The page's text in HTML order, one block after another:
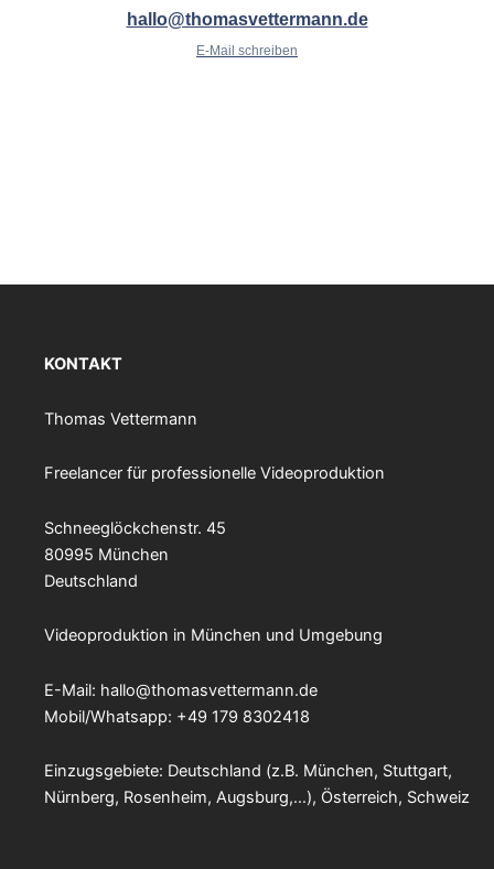
hallo@thomasvettermann.de
E-Mail schreiben
KONTAKT
Thomas Vettermann
Freelancer für professionelle Videoproduktion
Schneeglöckchenstr. 45
80995 München
Deutschland
Videoproduktion in München und Umgebung
E-Mail: hallo@thomasvettermann.de
Mobil/Whatsapp: +49 179 8302418
Einzugsgebiete: Deutschland (z.B. München, Stuttgart,
Nürnberg, Rosenheim, Augsburg,…), Österreich, Schweiz